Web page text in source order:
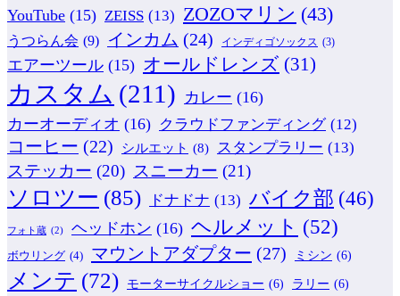
YouTube (15) ZEISS (13) ZOZOマリン (43)
うつらん会 (9) インカム (24) インディゴソックス (3)
エアーツール (15) オールドレンズ (31)
カスタム (211) カレー (16)
カーオーディオ (16) クラウドファンディング (12)
コーヒー (22) シルエット (8) スタンプラリー (13)
ステッカー (20) スニーカー (21)
ソロツー (85) ドナドナ (13) バイク部 (46)
フォト蔵 (2) ヘッドホン (16) ヘルメット (52)
ボウリング (4) マウントアダプター (27) ミシン (6)
メンテ (72) モーターサイクルショー (6) ラリー (6)